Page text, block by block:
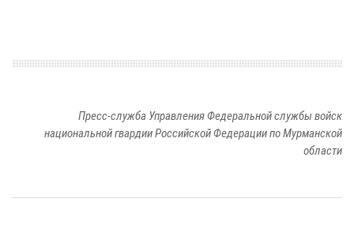
Пресс-служба Управления Федеральной службы войск
национальной гвардии Российской Федерации по Мурманской
области